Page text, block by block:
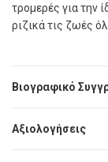
τρομερές για την
ριζικά τις ζωές
Βιογραφικό
Αξιολογήσεις